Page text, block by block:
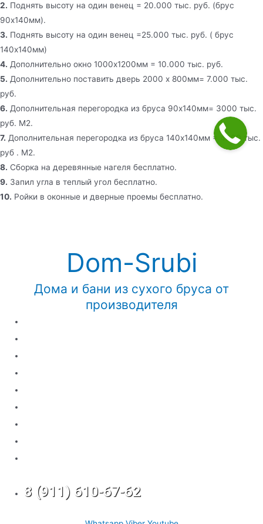
2. Поднять высоту на один венец = 20.000 тыс. руб. (брус
90х140мм).
3. Поднять высоту на один венец =25.000 тыс. руб. ( брус
140х140мм)
4. Дополнительно окно 1000х1200мм = 10.000 тыс. руб.
5. Дополнительно поставить дверь 2000 х 800мм= 7.000 тыс.
руб.
6. Дополнительная перегородка из бруса 90х140мм= 3000 тыс.
руб. М2.
7. Дополнительная перегородка из бруса 140х140мм = 4000 тыс.
руб . М2.
8. Сборка на деревянные нагеля бесплатно.
9. Запил угла в теплый угол бесплатно.
10. Ройки в оконные и дверные проемы бесплатно.
Dom-Srubi
Дома и бани из сухого бруса от
производителя
8 (911) 610-67-62